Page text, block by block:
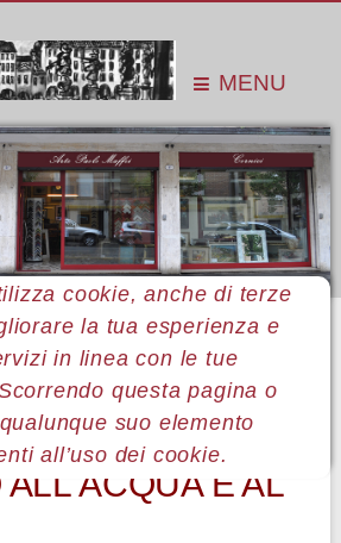
MENU
cookie, anche di terze
la tua esperienza e
in linea con le tue
questa pagina o
suo elemento
all’uso dei cookie.
mostre Mostre 2011 Cesare Serafino
ALL'ACQUA E AL